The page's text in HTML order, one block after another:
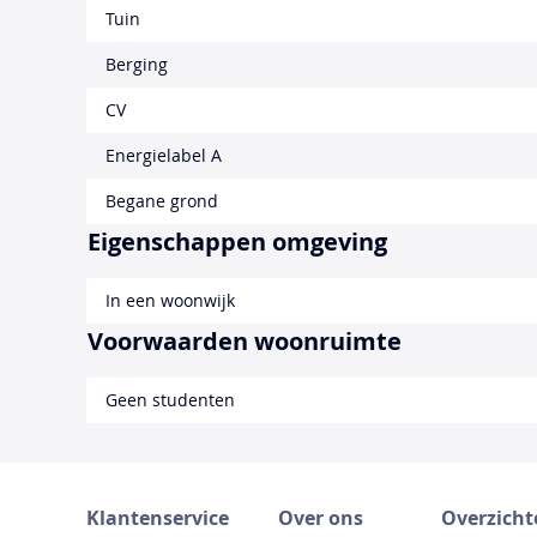
Tuin
Berging
CV
Energielabel A
Begane grond
Eigenschappen omgeving
In een woonwijk
Voorwaarden woonruimte
Geen studenten
Klantenservice Over ons